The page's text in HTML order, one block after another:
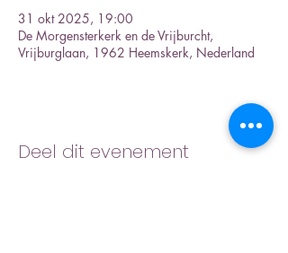
31 okt 2025, 19:00
De Morgensterkerk en de Vrijburcht,
Vrijburglaan, 1962 Heemskerk, Nederland
Deel dit evenement